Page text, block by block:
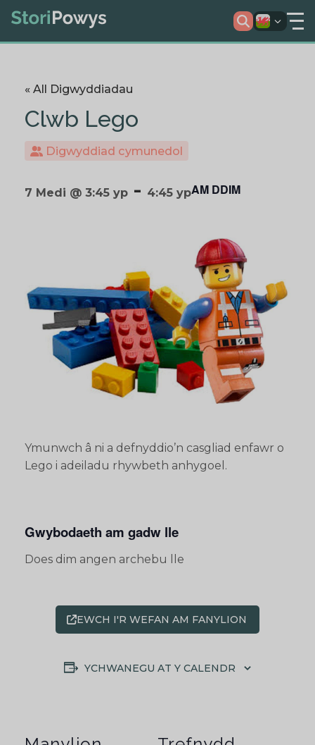
« All Digwyddiadau
Clwb Lego
Digwyddiad cymunedol
7 Medi @ 3:45 yp - 4:45 ypAM DDIM
Ymunwch â ni a defnyddio’n casgliad enfawr o
Lego i adeiladu rhywbeth anhygoel.
Gwybodaeth am gadw lle
Does dim angen archebu lle
EWCH I'R WEFAN AM FANYLION
YCHWANEGU AT Y CALENDR